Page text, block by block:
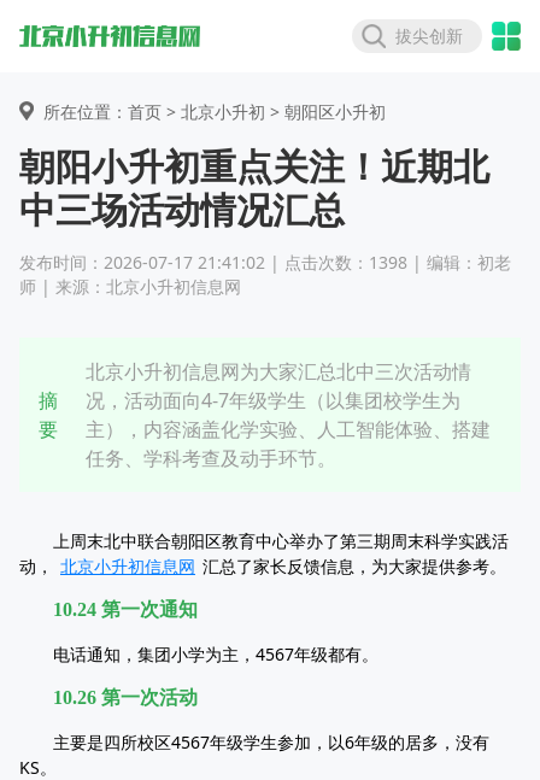
拔尖创新
所在位置：首页 > 北京小升初 > 朝阳区小升初
朝阳小升初重点关注！近期北
中三场活动情况汇总
发布时间：2026-07-17 21:41:02 | 点击次数：1398 | 编辑：初老
师 | 来源：北京小升初信息网
摘
要
北京小升初信息网为大家汇总北中三次活动情
况，活动面向4-7年级学生（以集团校学生为
主），内容涵盖化学实验、人工智能体验、搭建
任务、学科考查及动手环节。
上周末北中联合朝阳区教育中心举办了第三期周末科学实践活
动，
北京小升初信息网 汇总了家长反馈信息，为大家提供参考。
10.24 第一次通知
电话通知，集团小学为主，4567年级都有。
10.26 第一次活动
主要是四所校区4567年级学生参加，以6年级的居多，没有
KS。